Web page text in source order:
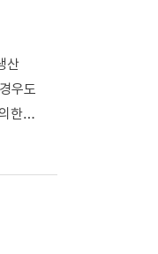
산
우도
한